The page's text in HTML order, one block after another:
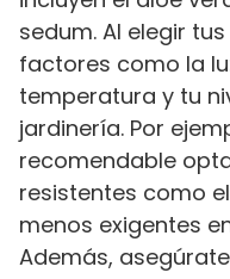
sedum. Al elegir
factores como la
temperatura y tu
jardinería. Por
recomendable
resistentes como
menos exigentes
Además,